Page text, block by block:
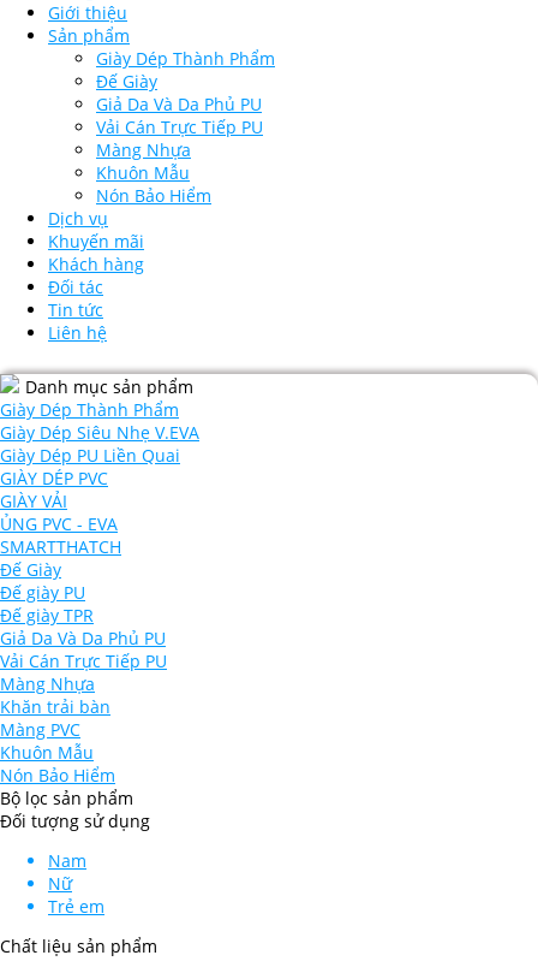
Giới thiệu
Sản phẩm
Giày Dép Thành Phẩm
Đế Giày
Giả Da Và Da Phủ PU
Vải Cán Trực Tiếp PU
Màng Nhựa
Khuôn Mẫu
Nón Bảo Hiểm
Dịch vụ
Khuyến mãi
Khách hàng
Đối tác
Tin tức
Liên hệ
Danh mục sản phẩm
Giày Dép Thành Phẩm
Giày Dép Siêu Nhẹ V.EVA
Giày Dép PU Liền Quai
GIÀY DÉP PVC
GIÀY VẢI
ỦNG PVC - EVA
SMARTTHATCH
Đế Giày
Đế giày PU
Đế giày TPR
Giả Da Và Da Phủ PU
Vải Cán Trực Tiếp PU
Màng Nhựa
Khăn trải bàn
Màng PVC
Khuôn Mẫu
Nón Bảo Hiểm
Bộ lọc sản phẩm
Đối tượng sử dụng
Nam
Nữ
Trẻ em
Chất liệu sản phẩm